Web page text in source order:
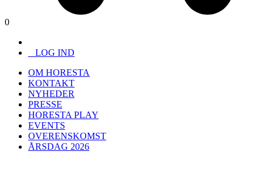
0
LOG IND
OM HORESTA
KONTAKT
NYHEDER
PRESSE
HORESTA PLAY
EVENTS
OVERENSKOMST
ÅRSDAG 2026